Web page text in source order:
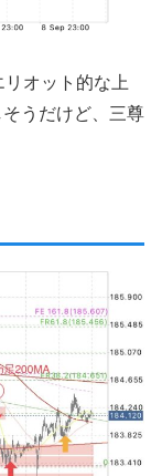
リオット的な上
うだけど、三尊